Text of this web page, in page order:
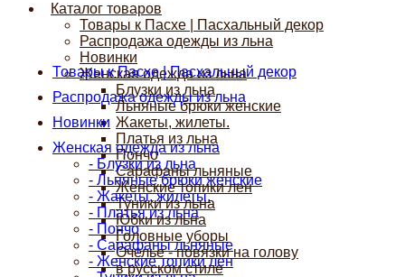
Каталог товаров
Товары к Пасхе | Пасхальный декор
Распродажа одежды из льна
Новинки
Женская одежда из льна
Блузки из льна
Льняные брюки женские
Жакеты, жилеты.
Платья из льна
Пончо
Сарафаны льняные
Женские топики лен
Туники из льна
Юбки из льна
Головные уборы
Очелье - повязки на голову
в русском стиле
Товары к Пасхе | Пасхальный декор
Распродажа одежды из льна
Новинки
Женская одежда из льна
- Блузки из льна
- Льняные брюки женские
- Жакеты, жилеты.
- Платья из льна
- Пончо
- Сарафаны льняные
- Женские топики лен